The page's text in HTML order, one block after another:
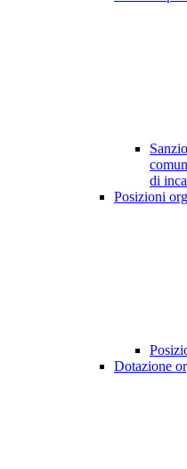
di
Posizioni
Dotazione